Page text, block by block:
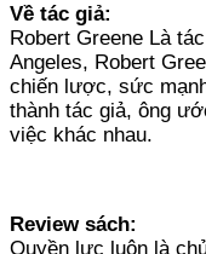
Về tác giả:
Robert Greene Là
Angeles, Robert
chiến lược, sức
thành tác giả, ông
việc khác nhau.
Review sách:
Quyền lực luôn là